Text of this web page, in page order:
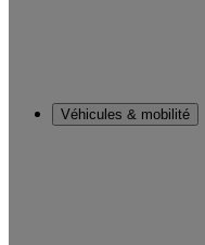
Véhicules & mobilité